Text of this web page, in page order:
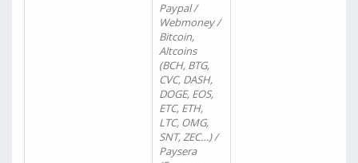
Paypal /
Webmoney /
Bitcoin,
Altcoins
(BCH, BTG,
CVC, DASH,
DOGE, EOS,
ETC, ETH,
LTC, OMG,
SNT, ZEC…) /
Paysera